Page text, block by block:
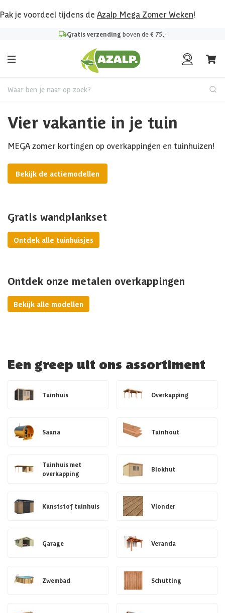
Pak je voordeel tijdens de Azalp Mega Zomer Weken!
Gratis verzending boven de € 75,-
Waar ben je naar op zoek?
Vier vakantie in je tuin
MEGA zomer kortingen op overkappingen en tuinhuizen!
Bekijk de actiemodellen
Gratis wandplankset
Ontdek alle tuinhuisjes
Ontdek onze metalen overkappingen
Bekijk alle modellen
Een greep uit ons assortiment
Tuinhuis Overkapping
Sauna Tuinhout
Tuinhuis met
overkapping
Blokhut
Kunststof tuinhuis Vlonder
Garage Veranda
Zwembad Schutting